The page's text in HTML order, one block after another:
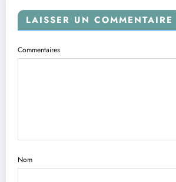
LAISSER UN COMMENTAIRE
Commentaires
Nom